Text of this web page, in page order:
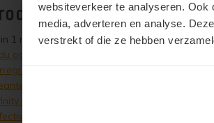
websiteverkeer te analyseren.
media, adverteren en analyse.
verstrekt of die ze hebben
voor Douglas
1 reinigingsmiddel)
og Dør
Details
softgrip blokwitter
(soepele